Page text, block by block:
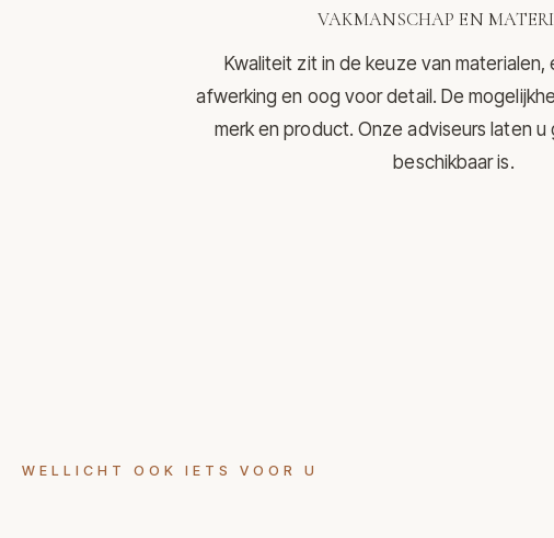
VAKMANSCHAP EN
Kwaliteit zit in de keuze van
afwerking en oog voor detail. De
merk en product. Onze adviseurs laten u
beschikbaar is.
WELLICHT OOK IETS VOOR U